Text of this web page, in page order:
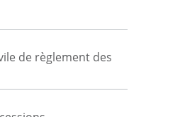
de règlement des